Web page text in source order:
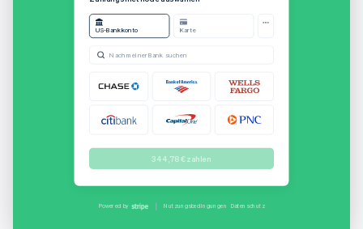
US-Bankkonto Karte
Nach meiner Bank suchen
Vollständiger Name
Bankkonto Geschützt von Stripe
Scheckeinlösung
344,78 € zahlen
Powered by Nutzungsbedingungen Datenschutz
Passwort